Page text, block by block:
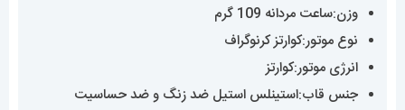
وزن:ساعت مردانه 109 گرم
نوع موتور:کوارتز کرنوگراف
انرژی موتور:کوارتز
جنس قاب:استینلس استیل ضد زنگ و ضد حساسیت